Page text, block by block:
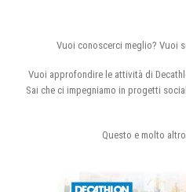
Vuoi conoscerci meglio? Vuoi
Vuoi approfondire le attività di
Sai che ci impegniamo in progetti
Questo e molto